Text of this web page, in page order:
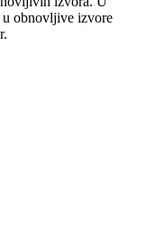
obnovljive izvore